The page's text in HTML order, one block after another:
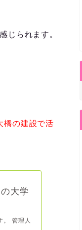
じられます。
橋の建設で活
大学
。 管理人